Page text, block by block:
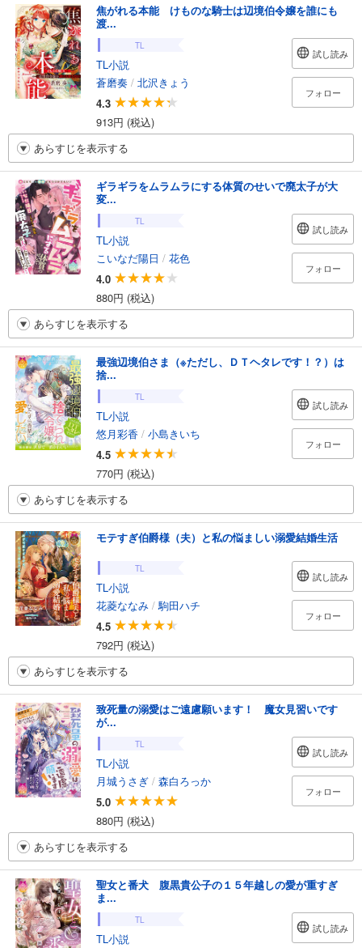
焦がれる本能 けものな騎士は辺境伯令嬢を誰にも
渡...
TL
TL小説
蒼磨奏 / 北沢きょう
4.3
913円 (税込)
試し読み
フォロー
あらすじを表示する
ギラギラをムラムラにする体質のせいで廃太子が大
変...
TL
TL小説
こいなだ陽日 / 花色
4.0
880円 (税込)
試し読み
フォロー
あらすじを表示する
最強辺境伯さま（※ただし、ＤＴヘタレです！？）は
捨...
TL
TL小説
悠月彩香 / 小島きいち
4.5
770円 (税込)
試し読み
フォロー
あらすじを表示する
モテすぎ伯爵様（夫）と私の悩ましい溺愛結婚生活
TL
TL小説
花菱ななみ /駒田ハチ
4.5
792円 (税込)
試し読み
フォロー
あらすじを表示する
致死量の溺愛はご遠慮願います！ 魔女見習いです
が...
TL
TL小説
月城うさぎ / 森白ろっか
5.0
880円 (税込)
試し読み
フォロー
あらすじを表示する
聖女と番犬 腹黒貴公子の１５年越しの愛が重すぎ
ま...
TL
TL小説
試し読み